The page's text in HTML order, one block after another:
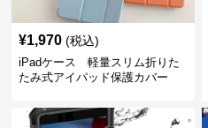
¥1,970 (税込)
iPadケース 軽量スリム折りた
たみ式アイパッド保護カバー